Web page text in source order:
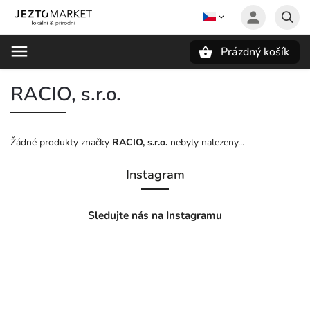
Prázdný košík
RACIO, s.r.o.
Žádné produkty značky RACIO, s.r.o. nebyly nalezeny...
Instagram
Sledujte nás na Instagramu